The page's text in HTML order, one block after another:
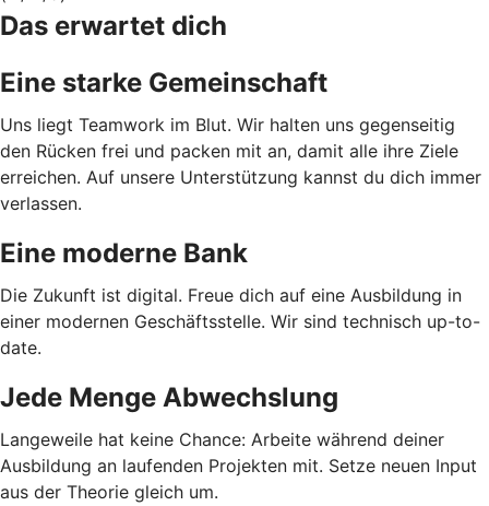
Das erwartet dich
Eine starke Gemeinschaft
Uns liegt Teamwork im Blut. Wir halten uns gegenseitig
den Rücken frei und packen mit an, damit alle ihre Ziele
erreichen. Auf unsere Unterstützung kannst du dich immer
verlassen.
Eine moderne Bank
Die Zukunft ist digital. Freue dich auf eine Ausbildung in
einer modernen Geschäftsstelle. Wir sind technisch up-to-
date.
Jede Menge Abwechslung
Langeweile hat keine Chance: Arbeite während deiner
Ausbildung an laufenden Projekten mit. Setze neuen Input
aus der Theorie gleich um.